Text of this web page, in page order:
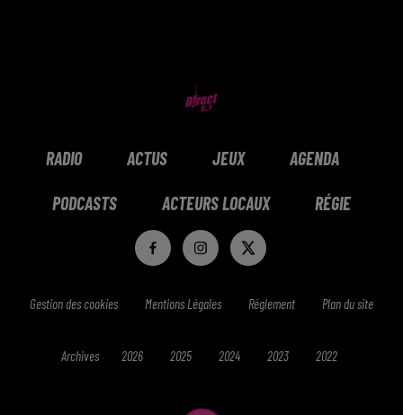
RADIO ACTUS JEUX AGENDA
PODCASTS ACTEURS LOCAUX RÉGIE
Gestion des cookies Mentions Légales Réglement Plan du site
Archives 2026 2025 2024 2023 2022